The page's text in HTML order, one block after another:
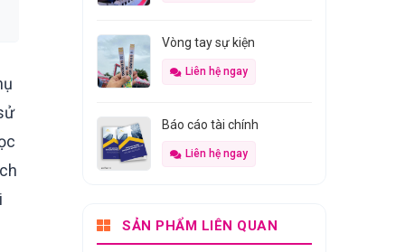
Vòng tay sự kiện
Liên hệ ngay
Báo cáo tài chính
Liên hệ ngay
SẢN PHẨM LIÊN QUAN